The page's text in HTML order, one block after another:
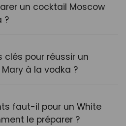
un cocktail Moscow
?
clés pour réussir un
à la vodka ?
faut-il pour un White
le préparer ?